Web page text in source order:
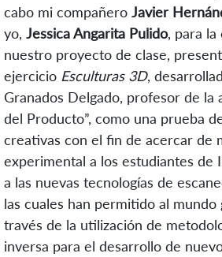
cabo mi compañero Javier
yo, Jessica Angarita Pulido, para la
nuestro proyecto de clase,
ejercicio Esculturas 3D,
Granados Delgado, profesor de la
del Producto”, como una prueba
creativas con el fin de acercar de
experimental a los estudiantes de
a las nuevas tecnologías de
las cuales han permitido al mundo
través de la utilización de
inversa para el desarrollo de